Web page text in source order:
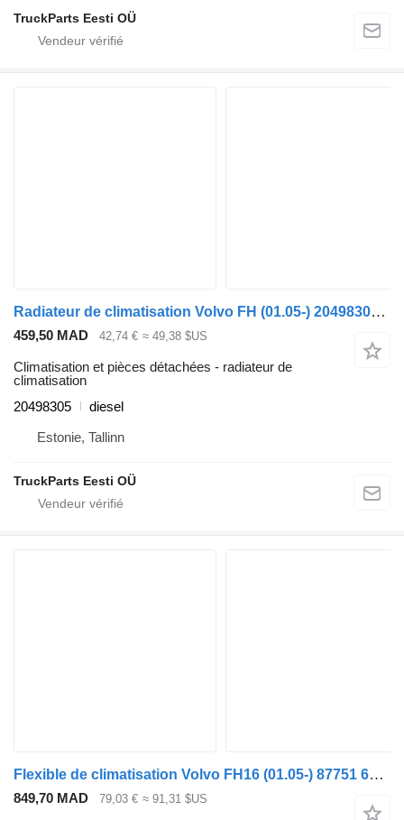
TruckParts Eesti OÜ
Radiateur de climatisation Volvo FH (01.05-) 20498305 pour tracteur routier Volvo FH12, FH16, NH12, FH, VNL780 (1993-2014)
459,50 MAD 42,74 € ≈ 49,38 $US
Climatisation et pièces détachées - radiateur de
climatisation
20498305
diesel
Estonie, Tallinn
TruckParts Eesti OÜ
Flexible de climatisation Volvo FH16 (01.05-) 87751 6605005 pour tracteur routier Volvo FH12, FH16, NH12, FH, VNL780 (1993-2014)
849,70 MAD 79,03 € ≈ 91,31 $US